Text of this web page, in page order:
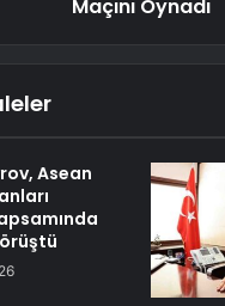
Maçını Oynadı
Asean